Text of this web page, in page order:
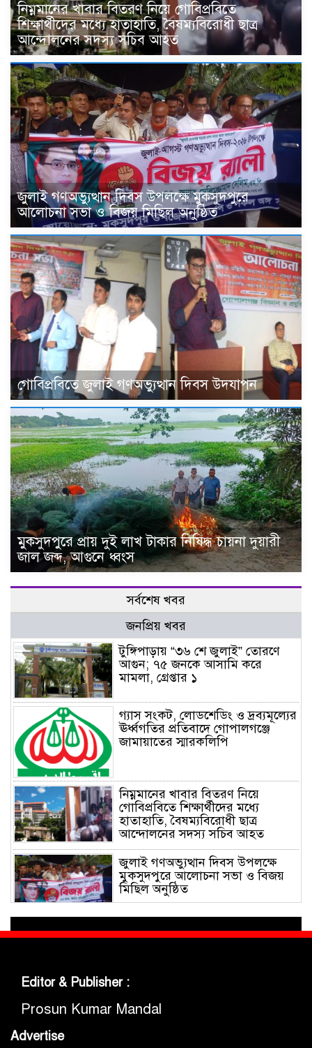
নিম্নমানের খাবার বিতরণ নিয়ে গোবিপ্রবিতে
শিক্ষার্থীদের মধ্যে হাতাহাতি, বৈষম্যবিরোধী ছাত্র
আন্দোলনের সদস্য সচিব আহত
জুলাই গণঅভ্যুত্থান দিবস উপলক্ষে মুকসুদপুরে
আলোচনা সভা ও বিজয় মিছিল অনুষ্ঠিত
গোবিপ্রবিতে জুলাই গণঅভ্যুত্থান দিবস উদযাপন
মুকসুদপুরে প্রায় দুই লাখ টাকার নিষিদ্ধ চায়না দুয়ারী
জাল জব্দ, আগুনে ধ্বংস
সর্বশেষ খবর
জনপ্রিয় খবর
টুঙ্গিপাড়ায় “৩৬ শে জুলাই” তোরণে
আগুন; ৭৫ জনকে আসামি করে
মামলা, গ্রেপ্তার ১
গ্যাস সংকট, লোডশেডিং ও দ্রব্যমূল্যের
ঊর্ধ্বগতির প্রতিবাদে গোপালগঞ্জে
জামায়াতের স্মারকলিপি
নিম্নমানের খাবার বিতরণ নিয়ে
গোবিপ্রবিতে শিক্ষার্থীদের মধ্যে
হাতাহাতি, বৈষম্যবিরোধী ছাত্র
আন্দোলনের সদস্য সচিব আহত
জুলাই গণঅভ্যুত্থান দিবস উপলক্ষে
মুকসুদপুরে আলোচনা সভা ও বিজয়
মিছিল অনুষ্ঠিত
গোবিপ্রবিতে জুলাই গণঅভ্যুত্থান দিবস
উদযাপন
মুকসুদপুরে প্রায় দুই লাখ টাকার
নিষিদ্ধ চায়না দুয়ারী জাল জব্দ, আগুনে
ধ্বংস
Editor & Publisher :
Prosun Kumar Mandal
Advertise